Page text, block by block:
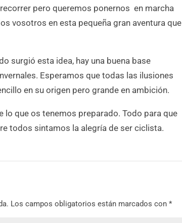
pero queremos ponernos en marcha
vosotros en esta pequeña gran aventura que
surgió esta idea, hay una buena base
Esperamos que todas las ilusiones
en su origen pero grande en ambición.
lo que os tenemos preparado. Todo para que
todos sintamos la alegría de ser ciclista.
Los campos obligatorios están marcados con*